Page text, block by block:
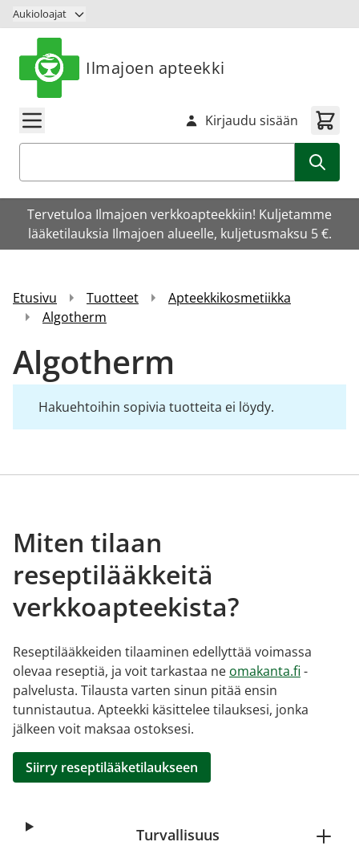
Siirry sisältöön
Aukioloajat
Ilmajoen apteekki
Kirjaudu sisään
Tervetuloa Ilmajoen verkkoapteekkiin! Kuljetamme
lääketilauksia Ilmajoen alueelle, kuljetusmaksu 5 €.
Etusivu Tuotteet
Apteekkikosmetiikka
Algotherm
Algotherm
Hakuehtoihin sopivia tuotteita ei löydy.
Miten tilaan
reseptilääkkeitä
verkkoapteekista?
Reseptilääkkeiden tilaaminen edellyttää voimassa
olevaa reseptiä, ja voit tarkastaa ne omakanta.fi -
palvelusta. Tilausta varten sinun pitää ensin
tunnistautua. Apteekki käsittelee tilauksesi, jonka
jälkeen voit maksaa ostoksesi.
Siirry reseptilääketilaukseen
Turvallisuus